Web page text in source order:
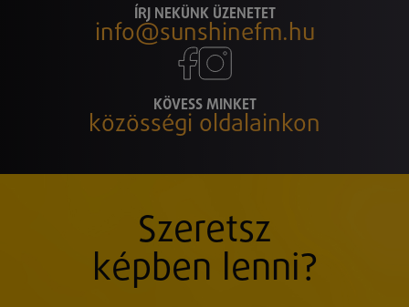
ÍRJ NEKÜNK ÜZENETET
info@sunshinefm.hu
KÖVESS MINKET
közösségi oldalainkon
Szeretsz
képben lenni?